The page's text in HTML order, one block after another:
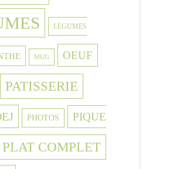
LEGUMES
MUG OEUF
PATISSERIE
PHOTOS PIQUE
PLAT COMPLET